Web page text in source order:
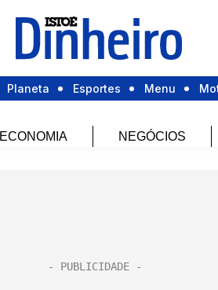
Planeta Esportes Menu
ECONOMIA NEGÓCIOS